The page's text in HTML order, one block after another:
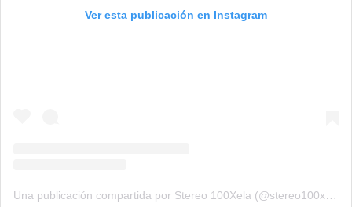
Ver esta publicación en Instagram
Una publicación compartida por Stereo 100Xela (@stereo100xela)